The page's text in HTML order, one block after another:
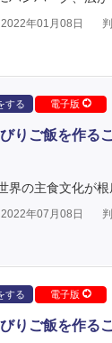
年01月08日
する 電子版
りご飯を作る
の主食文化が根
年07月08日
する 電子版
りご飯を作る